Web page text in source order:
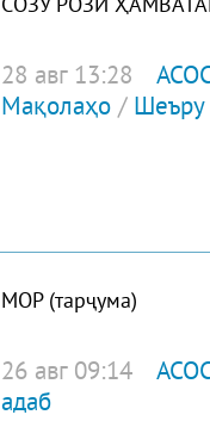
СОЗУ РОЗИ
28 авг 13:28
Мақолаҳо/ Шеъру
МОР (тарҷума)
26 авг 09:14
адаб